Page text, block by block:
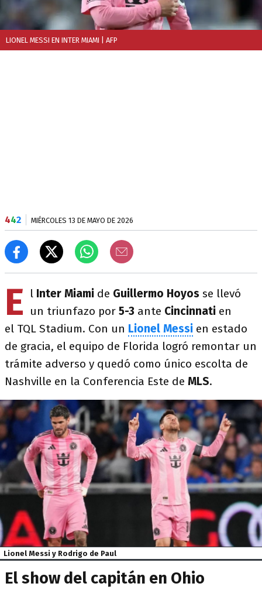
LIONEL MESSI EN INTER MIAMI | AFP
442 MIÉRCOLES 13 DE MAYO DE 2026
E l Inter Miami de Guillermo Hoyos se llevó
un triunfazo por 5-3 ante Cincinnati en
el TQL Stadium. Con un Lionel Messi en estado
de gracia, el equipo de Florida logró remontar un
trámite adverso y quedó como único escolta de
Nashville en la Conferencia Este de MLS.
Lionel Messi y Rodrigo de Paul
El show del capitán en Ohio